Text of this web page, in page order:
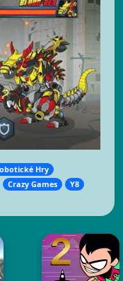
Hry
Crazy Games Y8